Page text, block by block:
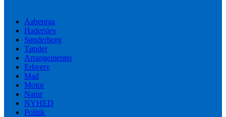
Aabenraa
Haderslev
Sønderborg
Tønder
Arrangementer
Erhverv
Mad
Motor
Natur
NYHED
Politik